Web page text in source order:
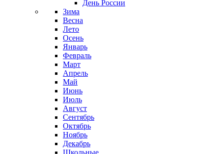
День России
Зима
Весна
Лето
Осень
Январь
Февраль
Март
Апрель
Май
Июнь
Июль
Август
Сентябрь
Октябрь
Ноябрь
Декабрь
Школьные